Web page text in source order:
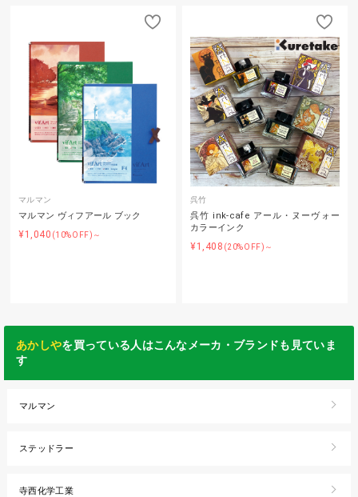
マルマン
マルマン ヴィフアール ブック
¥1,040 (10%OFF)～
呉竹
呉竹 ink-cafe アール・ヌーヴォー
カラーインク
¥1,408 (20%OFF)～
あかしやを買っている人はこんなメーカ・ブランドも見ていま
す
マルマン
ステッドラー
寺西化学工業